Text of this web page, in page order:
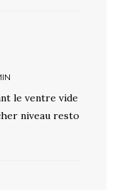
le ventre vide
niveau resto